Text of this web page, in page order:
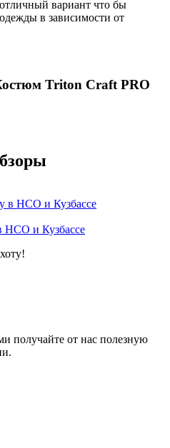
вариант что бы
в зависимости от
Triton Craft PRO
НСО и Кузбассе
получайте от нас полезную